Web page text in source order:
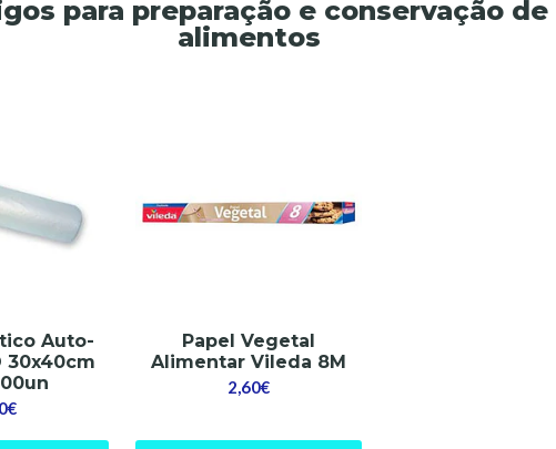
para preparação e conservação de
alimentos
Auto-
30x40cm
Papel Vegetal
Alimentar Vileda 8M
2,60€